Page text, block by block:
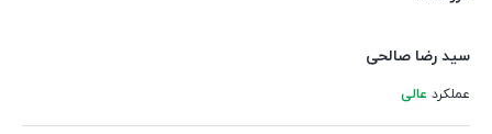
سید رضا صالحی
عملکرد عالی